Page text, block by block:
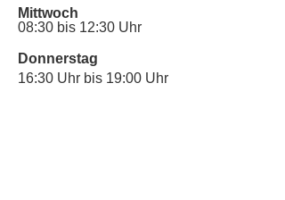
Mittwoch
08:30 bis 12:30 Uhr
Donnerstag
16:30 Uhr bis 19:00 Uhr